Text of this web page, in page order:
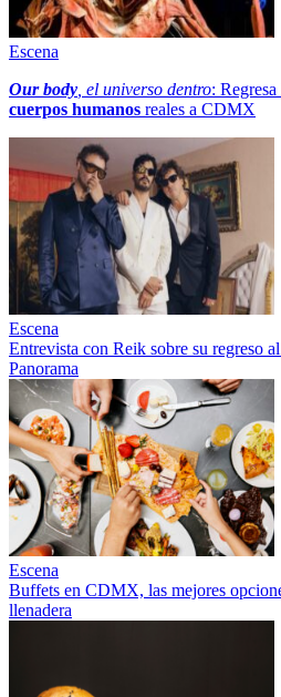
Escena
Our body , el universo dentro:
cuerpos humanos reales a CDMX
Escena
Entrevista con Reik sobre su regreso
Panorama
Escena
Buffets en CDMX, las mejores
llenadera